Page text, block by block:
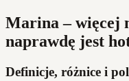
Marina – więcej
naprawdę jest
Definicje, różnice i